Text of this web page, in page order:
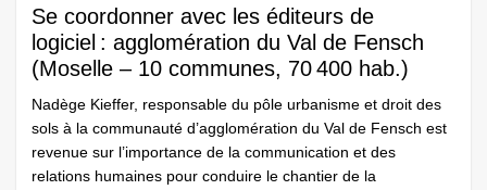
Se coordonner avec les éditeurs de
logiciel : agglomération du Val de Fensch
(Moselle – 10 communes, 70 400 hab.)
Nadège Kieffer, responsable du pôle urbanisme et droit des
sols à la communauté d’agglomération du Val de Fensch est
revenue sur l’importance de la communication et des
relations humaines pour conduire le chantier de la